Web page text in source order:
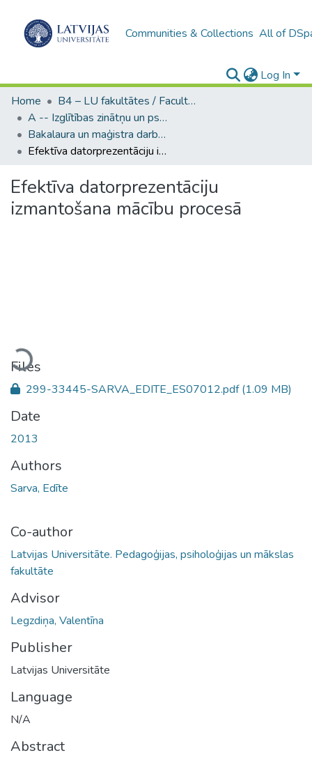
Communities & Collections All of
Log In
Home
B4 – LU fakultātes / Faculties of the UL
A -- Izglītības zinātņu un psiholoģijas fakultāte / Faculty of Education Sciences and Psychology
Bakalaura un maģistra darbi (PPMF) / Bachelor's and Master's theses
Efektīva datorprezentāciju izmantošana mācību procesā
Efektīva datorprezentāciju
izmantošana mācību procesā
Loading...
Files
299-33445-SARVA_EDITE_ES07012.pdf(1.09 MB)
Date
2013
Authors
Sarva, Edīte
Co-author
Latvijas Universitāte. Pedagoģijas, psiholoģijas un mākslas
fakultāte
Advisor
Legzdiņa, Valentīna
Publisher
Latvijas Universitāte
Language
N/A
Abstract